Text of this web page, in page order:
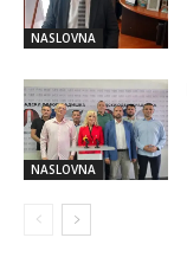
NASLOVNA
NASLOVNA